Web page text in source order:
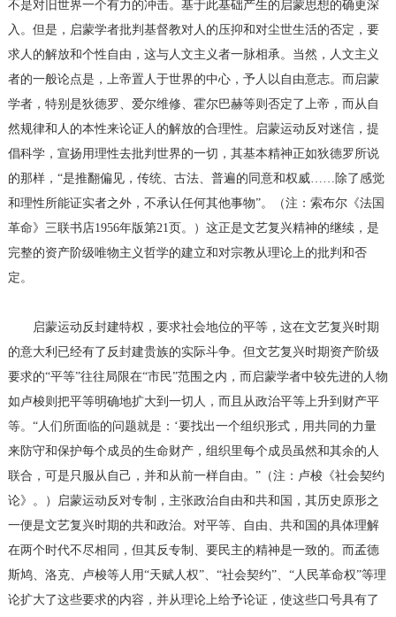
不是对旧世界一个有力的冲击。基于此基础产生的启蒙思想的确更深
入。但是，启蒙学者批判基督教对人的压抑和对尘世生活的否定，要
求人的解放和个性自由，这与人文主义者一脉相承。当然，人文主义
者的一般论点是，上帝置人于世界的中心，予人以自由意志。而启蒙
学者，特别是狄德罗、爱尔维修、霍尔巴赫等则否定了上帝，而从自
然规律和人的本性来论证人的解放的合理性。启蒙运动反对迷信，提
倡科学，宣扬用理性去批判世界的一切，其基本精神正如狄德罗所说
的那样，“是推翻偏见，传统、古法、普遍的同意和权威……除了感觉
和理性所能证实者之外，不承认任何其他事物”。（注：索布尔《法国
革命》三联书店1956年版第21页。）这正是文艺复兴精神的继续，是
完整的资产阶级唯物主义哲学的建立和对宗教从理论上的批判和否
定。
启蒙运动反封建特权，要求社会地位的平等，这在文艺复兴时期
的意大利已经有了反封建贵族的实际斗争。但文艺复兴时期资产阶级
要求的“平等”往往局限在“市民”范围之内，而启蒙学者中较先进的人物
如卢梭则把平等明确地扩大到一切人，而且从政治平等上升到财产平
等。“人们所面临的问题就是：‘要找出一个组织形式，用共同的力量
来防守和保护每个成员的生命财产，组织里每个成员虽然和其余的人
联合，可是只服从自己，并和从前一样自由。”（注：卢梭《社会契约
论》。）启蒙运动反对专制，主张政治自由和共和国，其历史原形之
一便是文艺复兴时期的共和政治。对平等、自由、共和国的具体理解
在两个时代不尽相同，但其反专制、要民主的精神是一致的。而孟德
斯鸠、洛克、卢梭等人用“天赋人权”、“社会契约”、“人民革命权”等理
论扩大了这些要求的内容，并从理论上给予论证，使这些口号具有了